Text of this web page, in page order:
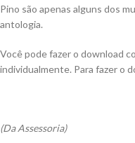
Pino são apenas alguns dos
antologia.
Você pode fazer o download
individualmente. Para fazer o
(Da Assessoria)